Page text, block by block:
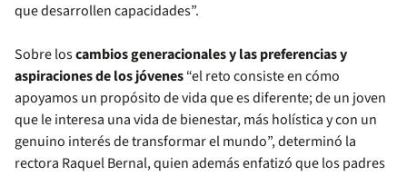
que desarrollen capacidades”.
Sobre loscambios generacionales y las preferencias y
aspiraciones de los jóvenes“el reto consiste en cómo
apoyamos un propósito de vida que es diferente; de un joven
que le interesa una vida de bienestar, más holística y con un
genuino interés de transformar el mundo”, determinó la
rectora Raquel Bernal, quien además enfatizó que los padres